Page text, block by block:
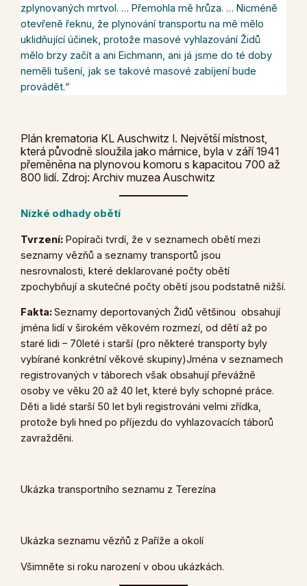
zplynovaných mrtvol. … Přemohla mě hrůza. … Nicméně
otevřeně řeknu, že plynování transportu na mě mělo
uklidňující účinek, protože masové vyhlazování Židů
mělo brzy začít a ani Eichmann, ani já jsme do té doby
neměli tušení, jak se takové masové zabíjení bude
provádět.“
Plán krematoria KL Auschwitz I. Největší místnost,
která původně sloužila jako márnice, byla v září 1941
přeměněna na plynovou komoru s kapacitou 700 až
800 lidí. Zdroj: Archiv muzea Auschwitz
Nízké odhady obětí
Tvrzení: Popírači tvrdí, že v seznamech obětí mezi
seznamy vězňů a seznamy transportů jsou
nesrovnalosti, které deklarované počty obětí
zpochybňují a skutečné počty obětí jsou podstatně nižší.
Fakta:Seznamy deportovaných Židů většinou obsahují
jména lidí v širokém věkovém rozmezí, od dětí až po
staré lidi – 70leté i starší (pro některé transporty byly
vybírané konkrétní věkové skupiny)Jména v seznamech
registrovaných v táborech však obsahují převážně
osoby ve věku 20 až 40 let, které byly schopné práce.
Děti a lidé starší 50 let byli registrováni velmi zřídka,
protože byli hned po příjezdu do vyhlazovacích táborů
zavražděni.
Ukázka transportního seznamu z Terezína
Ukázka seznamu vězňů z Paříže a okolí
Všimněte si roku narození v obou ukázkách.